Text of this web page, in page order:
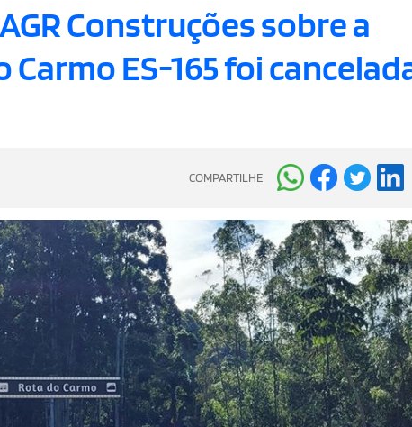
Construções sobre a
ES-165 foi
COMPARTILHE